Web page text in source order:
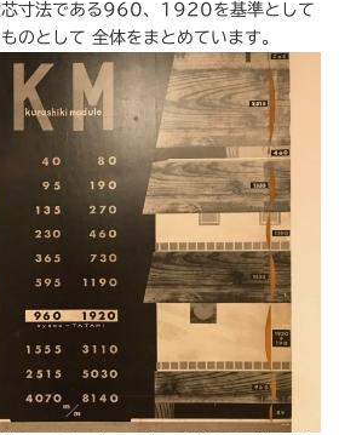
芯寸法である960、1920を基準として
のとして 全体をまとめています。